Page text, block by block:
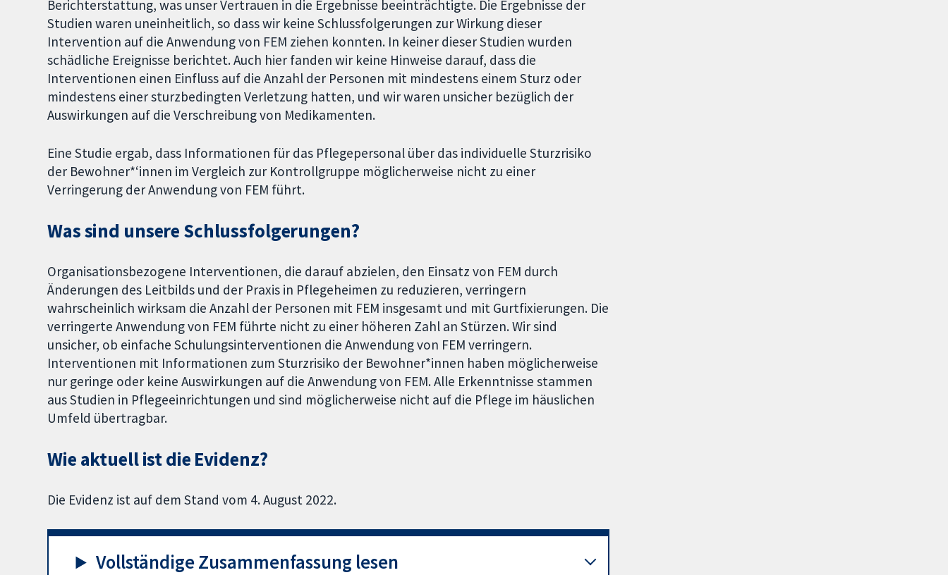
Berichterstattung, was unser Vertrauen in die Ergebnisse beeinträchtigte. Die Ergebnisse der
Studien waren uneinheitlich, so dass wir keine Schlussfolgerungen zur Wirkung dieser
Intervention auf die Anwendung von FEM ziehen konnten. In keiner dieser Studien wurden
schädliche Ereignisse berichtet. Auch hier fanden wir keine Hinweise darauf, dass die
Interventionen einen Einfluss auf die Anzahl der Personen mit mindestens einem Sturz oder
mindestens einer sturzbedingten Verletzung hatten, und wir waren unsicher bezüglich der
Auswirkungen auf die Verschreibung von Medikamenten.
Eine Studie ergab, dass Informationen für das Pflegepersonal über das individuelle Sturzrisiko
der Bewohner*‘innen im Vergleich zur Kontrollgruppe möglicherweise nicht zu einer
Verringerung der Anwendung von FEM führt.
Was sind unsere Schlussfolgerungen?
Organisationsbezogene Interventionen, die darauf abzielen, den Einsatz von FEM durch
Änderungen des Leitbilds und der Praxis in Pflegeheimen zu reduzieren, verringern
wahrscheinlich wirksam die Anzahl der Personen mit FEM insgesamt und mit Gurtfixierungen. Die
verringerte Anwendung von FEM führte nicht zu einer höheren Zahl an Stürzen. Wir sind
unsicher, ob einfache Schulungsinterventionen die Anwendung von FEM verringern.
Interventionen mit Informationen zum Sturzrisiko der Bewohner*innen haben möglicherweise
nur geringe oder keine Auswirkungen auf die Anwendung von FEM. Alle Erkenntnisse stammen
aus Studien in Pflegeeinrichtungen und sind möglicherweise nicht auf die Pflege im häuslichen
Umfeld übertragbar.
Wie aktuell ist die Evidenz?
Die Evidenz ist auf dem Stand vom 4. August 2022.
Vollständige Zusammenfassung lesen